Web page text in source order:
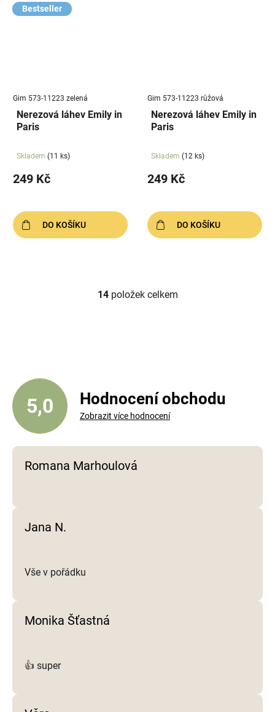
Bestseller
Gim 573-11223 zelená
Nerezová láhev Emily in
Paris
Skladem (11 ks)
249 Kč
DO KOŠÍKU
Gim 573-11223 růžová
Nerezová láhev Emily in
Paris
Skladem (12 ks)
249 Kč
DO KOŠÍKU
O
í
p
r
k
y
14položek celkem
5,0 Hodnocení obchodu
Zobrazit více hodnocení
Romana Marhoulová
Jana N.
Vše v pořádku
Monika Šťastná
👍 super